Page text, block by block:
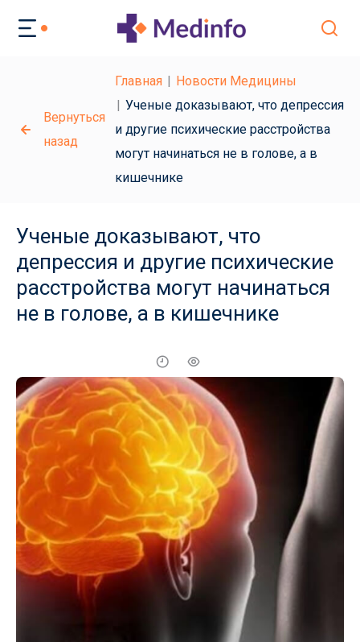
Вернуться
назад
Главная
Новости Медицины
Ученые доказывают, что депрессия
и другие психические расстройства
могут начинаться не в голове, а в
кишечнике
Ученые доказывают, что
депрессия и другие психические
расстройства могут начинаться
не в голове, а в кишечнике